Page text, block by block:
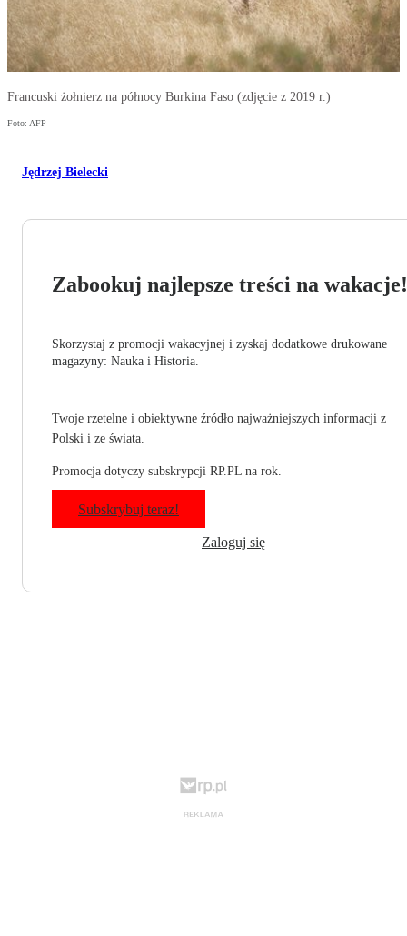
Francuski żołnierz na północy Burkina Faso (zdjęcie z 2019 r.)
Foto: AFP
Jędrzej Bielecki
Zabookuj najlepsze treści na wakacje!
Skorzystaj z promocji wakacyjnej i zyskaj dodatkowe drukowane
magazyny: Nauka i Historia.
Twoje rzetelne i obiektywne źródło najważniejszych informacji z
Polski i ze świata.
Promocja dotyczy subskrypcji RP.PL na rok.
Subskrybuj teraz!
Zaloguj się